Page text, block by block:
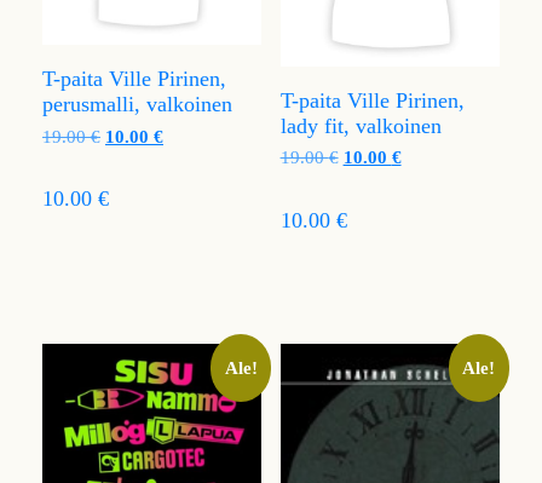
T-paita Ville Pirinen,
perusmalli, valkoinen
19.00€ 10.00 €
10.00 €
T-paita Ville Pirinen,
lady fit, valkoinen
19.00€ 10.00 €
10.00 €
Ale! Ale!